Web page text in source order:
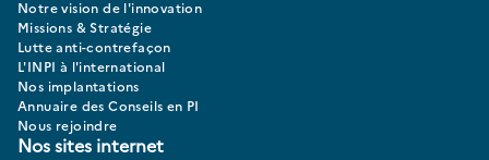
Notre vision de l'innovation
Missions & Stratégie
Lutte anti-contrefaçon
L'INPI à l'international
Nos implantations
Annuaire des Conseils en PI
Nous rejoindre
Nos sites internet